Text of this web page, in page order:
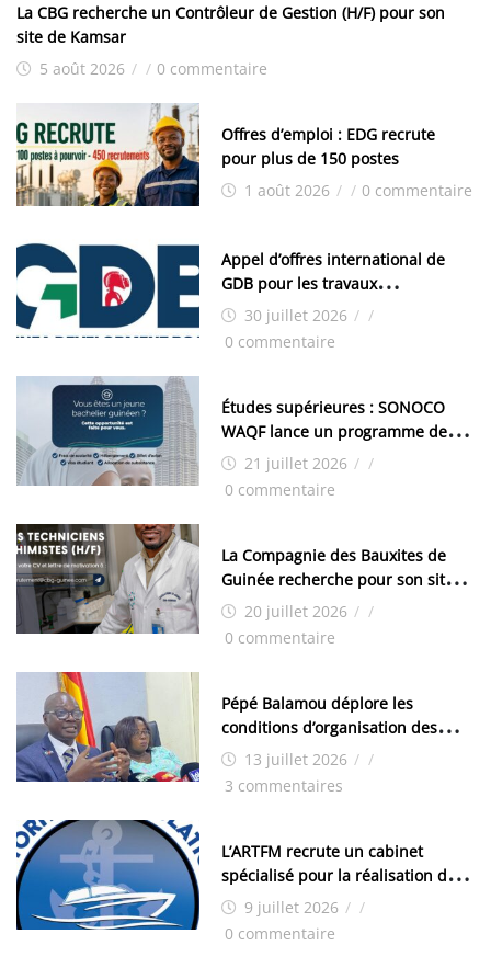
La CBG recherche un Contrôleur de Gestion (H/F) pour son
site de Kamsar
5 août 2026 / / 0 commentaire
Offres d’emploi : EDG recrute
pour plus de 150 postes
1 août 2026 / / 0 commentaire
Appel d’offres international de
GDB pour les travaux
d’aménagement de la zone
industrielle de FANDJE (PAZIF)
30 juillet 2026 / /
0 commentaire
Études supérieures : SONOCO
WAQF lance un programme de
bourses pour la Malaisie
21 juillet 2026 / /
0 commentaire
La Compagnie des Bauxites de
Guinée recherche pour son site
de Kamsar des techniciens
chimistes (H/F)
20 juillet 2026 / /
0 commentaire
Pépé Balamou déplore les
conditions d’organisation des
examens nationaux : « Si ce sont
les élections, on trouve tous les
13 juillet 2026 / /
3 commentaires
L’ARTFM recrute un cabinet
spécialisé pour la réalisation des
études techniques
9 juillet 2026 / /
0 commentaire